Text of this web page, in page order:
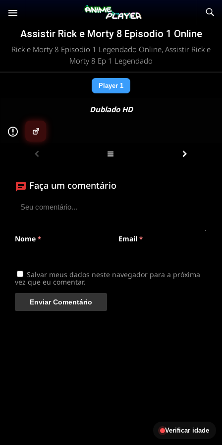
Assistir Rick e Morty 8 Episodio 1 Online
Rick e Morty 8 Episodio 1 Legendado Online, Assistir Rick e
Morty 8 Ep 1 Legendado
Player 1
Clique para assistir
Dublado HD
Faça um comentário
Nome * Email *
Salvar meus dados neste navegador para a próxima
vez que eu comentar.
Verificar idade